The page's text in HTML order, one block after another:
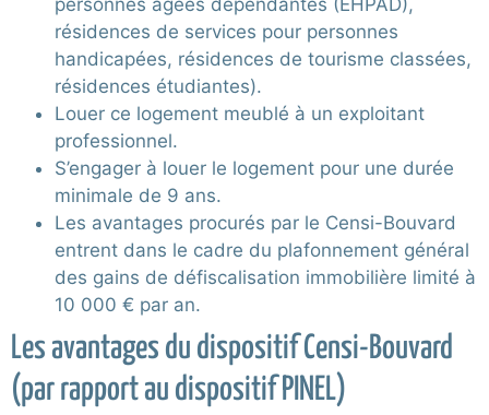
résidences de services pour personnes
handicapées, résidences de tourisme classées,
résidences étudiantes).
Louer ce logement meublé à un exploitant
professionnel.
S’engager à louer le logement pour une durée
minimale de 9 ans.
Les avantages procurés par le Censi-Bouvard
entrent dans le cadre du plafonnement général
des gains de défiscalisation immobilière limité à
10 000 € par an.
Les avantages du dispositif Censi-Bouvard
(par rapport au dispositif PINEL)